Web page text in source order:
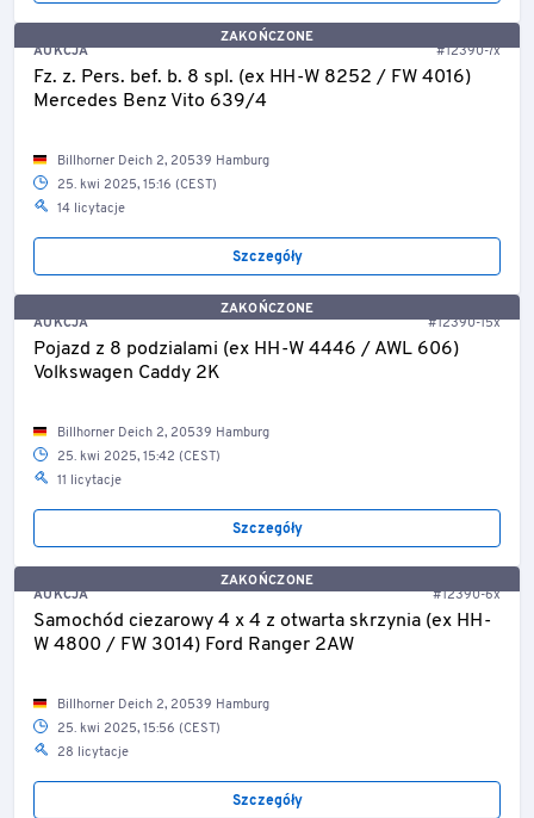
ZAKOŃCZONE
AUKCJA
#12390-7x
Fz. z. Pers. bef. b. 8 spl. (ex HH-W 8252 / FW 4016)
Mercedes Benz Vito 639/4
Billhorner Deich 2, 20539 Hamburg
25. kwi 2025, 15:16 (CEST)
14 licytacje
Szczegóły
ZAKOŃCZONE
AUKCJA
#12390-15x
Pojazd z 8 podzialami (ex HH-W 4446 / AWL 606)
Volkswagen Caddy 2K
Billhorner Deich 2, 20539 Hamburg
25. kwi 2025, 15:42 (CEST)
11 licytacje
Szczegóły
ZAKOŃCZONE
AUKCJA
#12390-6x
Samochód ciezarowy 4 x 4 z otwarta skrzynia (ex HH-
W 4800 / FW 3014) Ford Ranger 2AW
Billhorner Deich 2, 20539 Hamburg
25. kwi 2025, 15:56 (CEST)
28 licytacje
Szczegóły